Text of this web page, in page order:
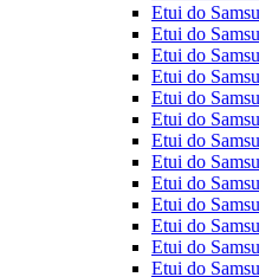
Etui do
Etui do
Etui do
Etui do
Etui do
Etui do
Etui do
Etui do
Etui do
Etui do
Etui do
Etui do
Etui do